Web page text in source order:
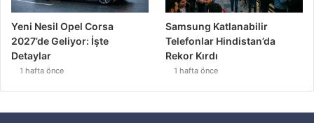
Yeni Nesil Opel Corsa
2027’de Geliyor: İşte
Detaylar
1 hafta önce
Samsung Katlanabilir
Telefonlar Hindistan’da
Rekor Kırdı
1 hafta önce